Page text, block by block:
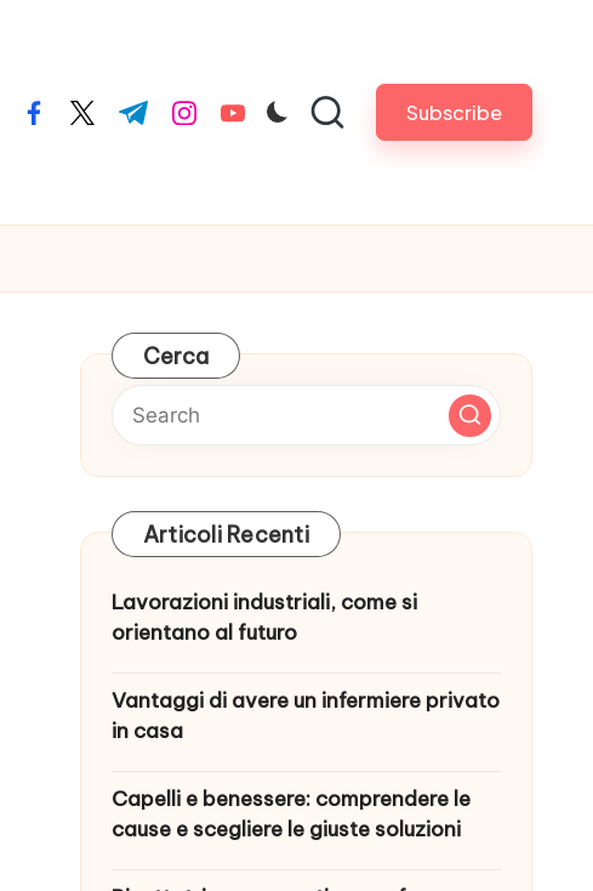
facebook.com
twitter.com
t.me instagram.com
youtube.com Subscribe
Cerca
Articoli Recenti
Lavorazioni industriali, come si
orientano al futuro
Vantaggi di avere un infermiere privato
in casa
Capelli e benessere: comprendere le
cause e scegliere le giuste soluzioni